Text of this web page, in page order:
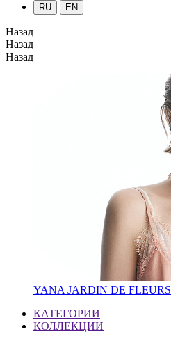
RU EN
Назад
Назад
Назад
YANA JARDIN DE FLEURS
КАТЕГОРИИ
КОЛЛЕКЦИИ